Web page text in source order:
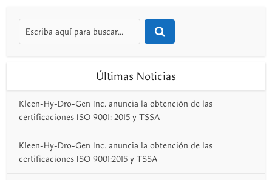
Últimas Noticias
Kleen-Hy-Dro-Gen Inc. anuncia la obtención de las
certificaciones ISO 9001: 2015 y TSSA
Kleen-Hy-Dro-Gen Inc. anuncia la obtención de las
certificaciones ISO 9001:2015 y TSSA